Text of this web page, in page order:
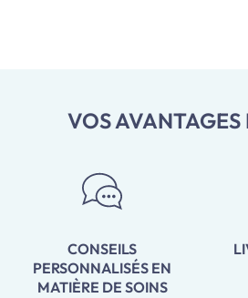
VOS AVANTAGES
CONSEILS
PERSONNALISÉS EN
MATIÈRE DE SOINS